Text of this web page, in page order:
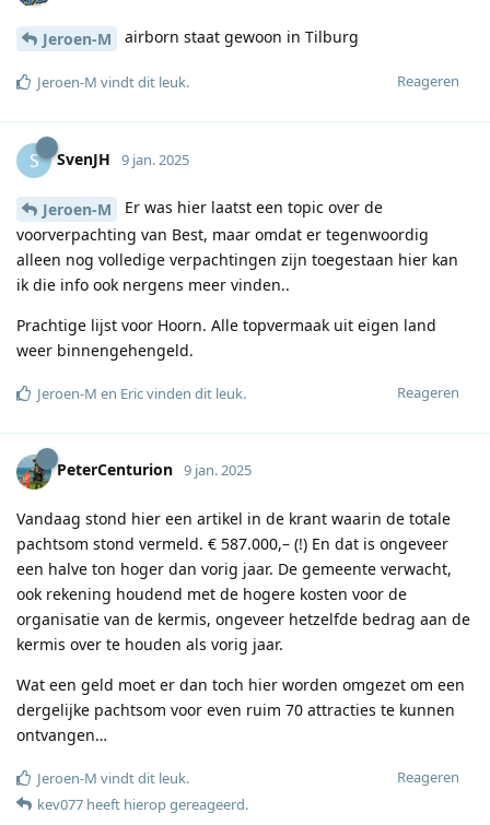
Jeroen-M airborn staat gewoon in Tilburg
Reageren
Jeroen-M vindt dit leuk.
S SvenJH 9 jan. 2025
Jeroen-M
Er was hier laatst een topic over de
voorverpachting van Best, maar omdat er tegenwoordig
alleen nog volledige verpachtingen zijn toegestaan hier kan
ik die info ook nergens meer vinden..
Prachtige lijst voor Hoorn. Alle topvermaak uit eigen land
weer binnengehengeld.
Reageren
Jeroen-M en Ericvinden dit leuk.
PeterCenturion 9 jan. 2025
Vandaag stond hier een artikel in de krant waarin de totale
pachtsom stond vermeld. € 587.000,– (!) En dat is ongeveer
een halve ton hoger dan vorig jaar. De gemeente verwacht,
ook rekening houdend met de hogere kosten voor de
organisatie van de kermis, ongeveer hetzelfde bedrag aan de
kermis over te houden als vorig jaar.
Wat een geld moet er dan toch hier worden omgezet om een
dergelijke pachtsom voor even ruim 70 attracties te kunnen
ontvangen…
Reageren
Jeroen-M vindt dit leuk.
kev077 heeft hierop gereageerd.